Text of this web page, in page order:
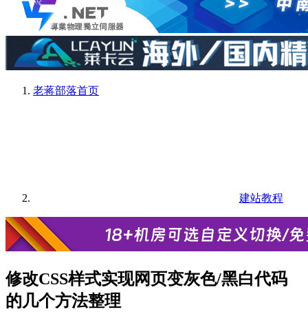
老蒋部落首页
建站教程
修改CSS样式实现网页变灰色/黑白代码
的几个方法整理